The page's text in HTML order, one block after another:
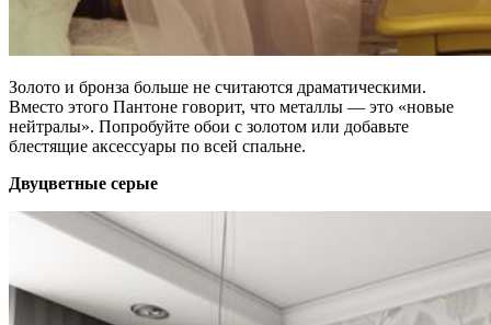
Золото и бронза больше не считаются драматическими.
Вместо этого Пантоне говорит, что металлы — это «новые
нейтралы». Попробуйте обои с золотом или добавьте
блестящие аксессуары по всей спальне.
Двуцветные серые